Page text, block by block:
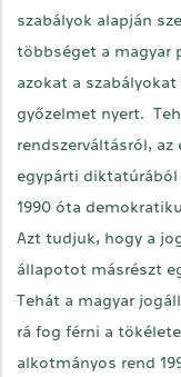
szabályok alapján
többséget a magyar
azokat a
győzelmet nyert.
rendszerváltásról, az
egypárti
1990 óta
Azt tudjuk, hogy a
állapotot másrészt
Tehát a magyar
rá fog férni a
alkotmányos rend